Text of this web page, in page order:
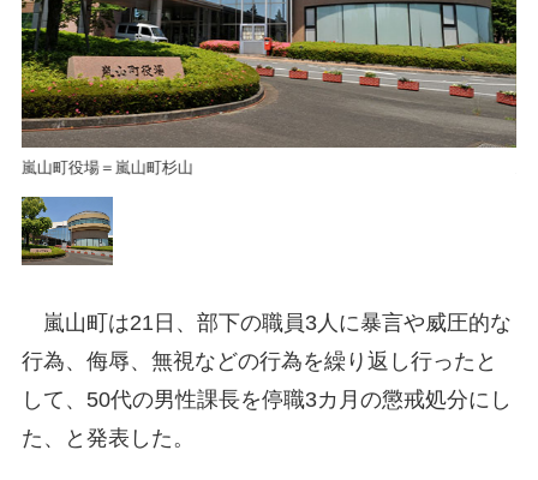
嵐山町役場＝嵐山町杉山
嵐山町は21日、部下の職員3人に暴言や威圧的な
行為、侮辱、無視などの行為を繰り返し行ったと
して、50代の男性課長を停職3カ月の懲戒処分にし
た、と発表した。